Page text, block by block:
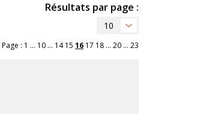
Résultats par page :
10
Page : 1 ... 10 ... 14 15 16 17 18 ... 20 ... 23